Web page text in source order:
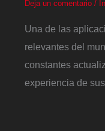
Deja un comentario /
Una de las
relevantes del
constantes
experiencia de